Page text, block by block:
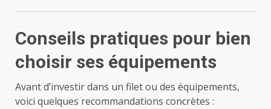
Conseils pratiques pour bien
choisir ses équipements
Avant d’investir dans un filet ou des équipements,
voici quelques recommandations concrètes :